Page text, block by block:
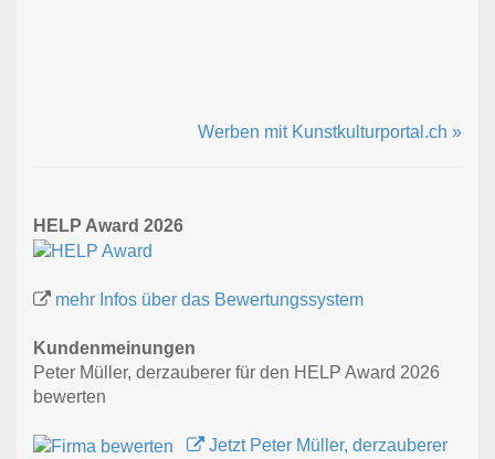
Werben mit Kunstkulturportal.ch »
HELP Award 2026
mehr Infos über das Bewertungssystem
Kundenmeinungen
Peter Müller, derzauberer für den HELP Award 2026
bewerten
Jetzt Peter Müller, derzauberer